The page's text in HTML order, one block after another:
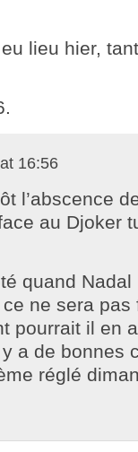
lieu hier,
16:56
l’abscence
au Djoker
quand Nadal
ce ne sera
pourrait il en
a de bonnes
réglé